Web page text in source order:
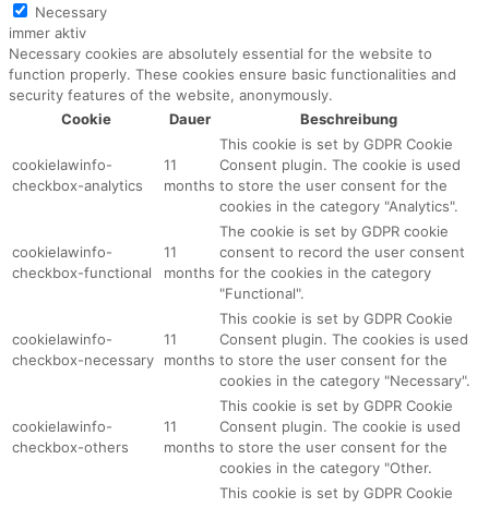
Necessary
immer aktiv
Necessary cookies are absolutely essential for the website to
function properly. These cookies ensure basic functionalities and
security features of the website, anonymously.
Cookie
Dauer Beschreibung
cookielawinfo-
checkbox-analytics
11
months
This cookie is set by GDPR Cookie
Consent plugin. The cookie is used
to store the user consent for the
cookies in the category "Analytics".
cookielawinfo-
checkbox-functional
11
months
The cookie is set by GDPR cookie
consent to record the user consent
for the cookies in the category
"Functional".
cookielawinfo-
checkbox-necessary
11
months
This cookie is set by GDPR Cookie
Consent plugin. The cookies is used
to store the user consent for the
cookies in the category "Necessary".
cookielawinfo-
checkbox-others
11
months
This cookie is set by GDPR Cookie
Consent plugin. The cookie is used
to store the user consent for the
cookies in the category "Other.
This cookie is set by GDPR Cookie